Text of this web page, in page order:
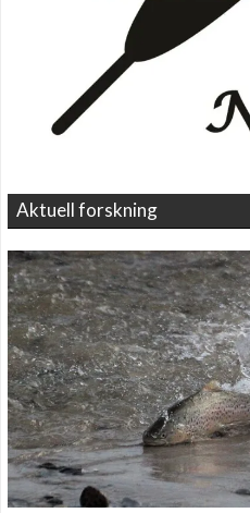
Aktuell forskning